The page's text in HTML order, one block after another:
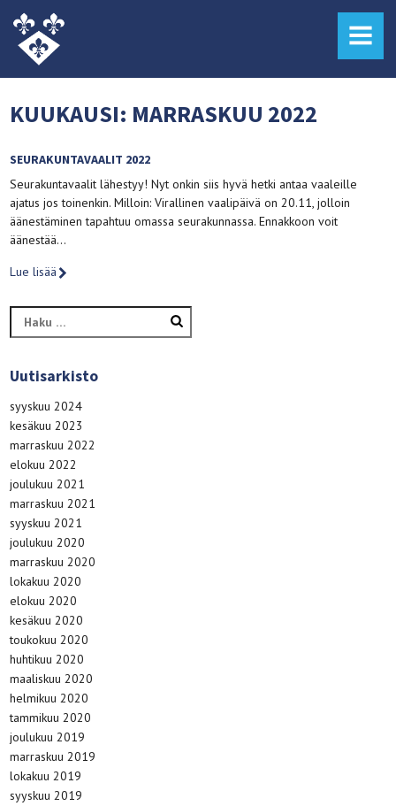
MENU
KUUKAUSI: MARRASKUU 2022
SEURAKUNTAVAALIT 2022
Seurakuntavaalit lähestyy! Nyt onkin siis hyvä hetki antaa vaaleille
ajatus jos toinenkin. Milloin: Virallinen vaalipäivä on 20.11, jolloin
äänestäminen tapahtuu omassa seurakunnassa. Ennakkoon voit
äänestää…
Lue lisää
Haku:
Uutisarkisto
syyskuu 2024
kesäkuu 2023
marraskuu 2022
elokuu 2022
joulukuu 2021
marraskuu 2021
syyskuu 2021
joulukuu 2020
marraskuu 2020
lokakuu 2020
elokuu 2020
kesäkuu 2020
toukokuu 2020
huhtikuu 2020
maaliskuu 2020
helmikuu 2020
tammikuu 2020
joulukuu 2019
marraskuu 2019
lokakuu 2019
syyskuu 2019